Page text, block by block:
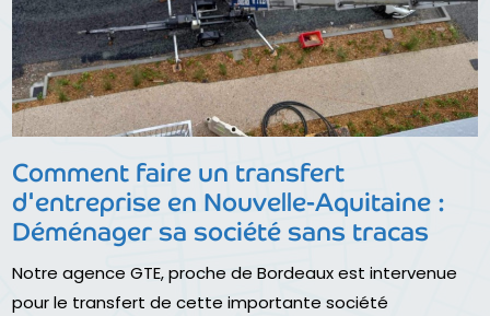
Comment faire un transfert
d'entreprise en Nouvelle-Aquitaine :
Déménager sa société sans tracas
Notre agence GTE, proche de Bordeaux est intervenue
pour le transfert de cette importante société